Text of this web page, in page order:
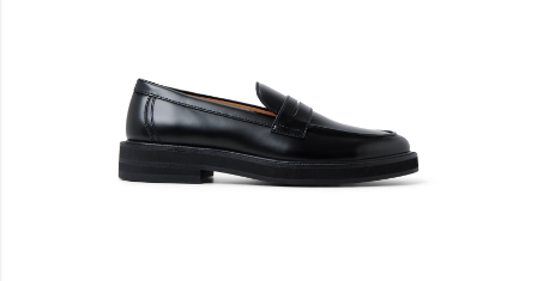
ملابس العمل
Leather Collection